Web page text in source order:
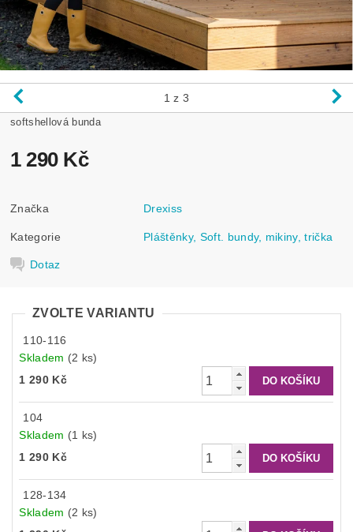
1 z 3
softshellová bunda
1 290 Kč
Značka Drexiss
Kategorie Pláštěnky, Soft. bundy, mikiny, trička
Dotaz
ZVOLTE VARIANTU
110-116
Skladem (2 ks)
1 290 Kč
104
Skladem (1 ks)
1 290 Kč
128-134
Skladem (2 ks)